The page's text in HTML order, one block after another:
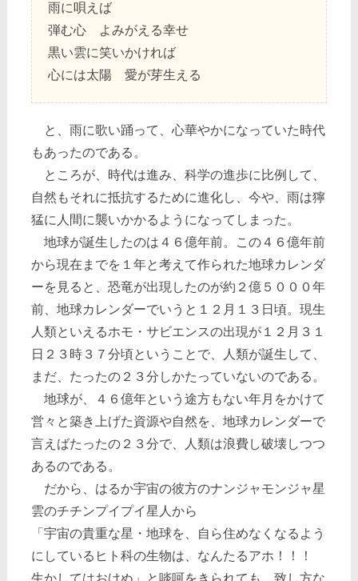
雨に唄えば
弾む心 よみがえる幸せ
黒い雲に笑いかければ
心には太陽 愛が芽生える
と、雨に歌い踊って、心華やかになっていた時代
もあったのである。
ところが、時代は進み、科学の進歩に比例して、
自然もそれに抵抗するために進化し、今や、雨は獰
猛に人間に襲いかかるようになってしまった。
地球が誕生したのは４６億年前。この４６億年前
から現在までを１年と考えて作られた地球カレンダ
ーを見ると、恐竜が出現したのが約２億５０００年
前、地球カレンダーでいうと１２月１３日頃。現生
人類といえるホモ・サビエンスの出現が１２月３１
日２３時３７分頃ということで、人類が誕生して、
まだ、たったの２３分しかたっていないのである。
地球が、４６億年という途方もない年月をかけて
営々と築き上げた資源や自然を、地球カレンダーで
言えばたったの２３分で、人類は浪費し破壊しつつ
あるのである。
だから、はるか宇宙の彼方のナンジャモンジャ星
雲のチチンプイプイ星人から
「宇宙の貴重な星・地球を、自ら住めなくなるよう
にしているヒト科の生物は、なんたるアホ！！！
生かしてはおけぬ」と啖呵をきられても、致し方な